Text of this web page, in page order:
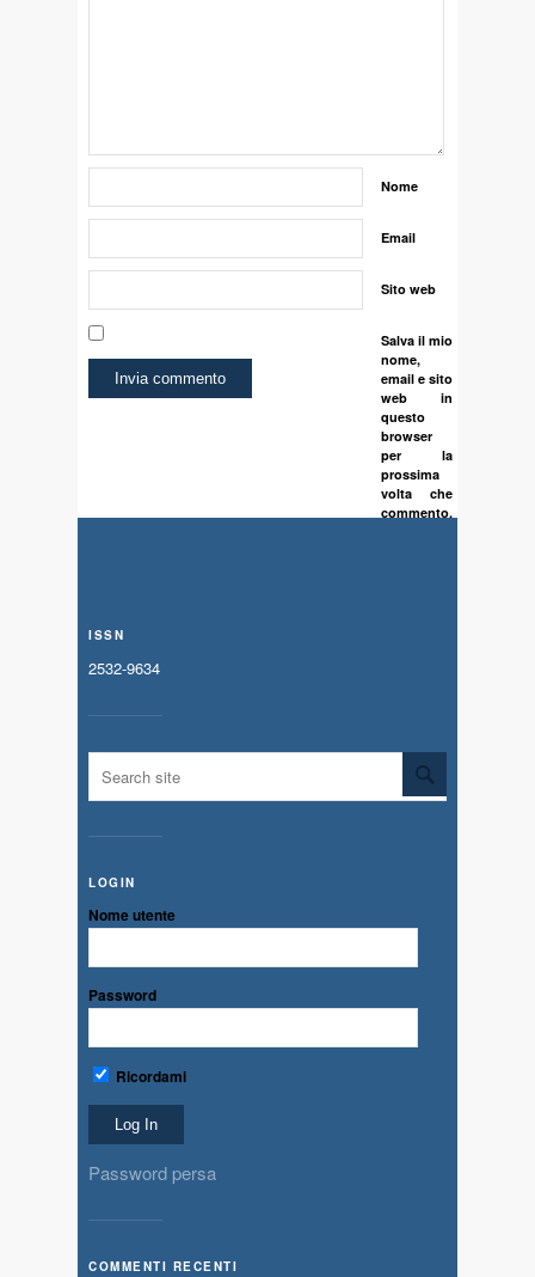
Nome
Email
Sito web
Salva il mio
nome,
email e sito
web in
questo
browser
per la
prossima
volta che
commento.
ISSN
2532-9634
LOGIN
Nome utente
Password
Ricordami
Password persa
COMMENTI RECENTI